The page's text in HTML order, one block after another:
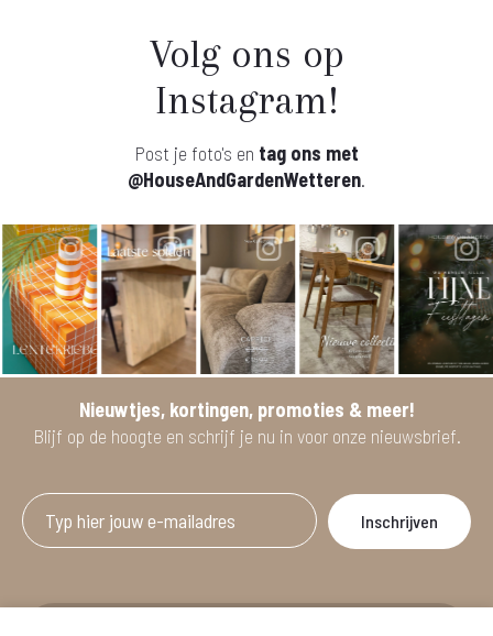
Volg ons op
Instagram!
Post je foto's en tag ons met
@HouseAndGardenWetteren.
Nieuwtjes, kortingen, promoties & meer!
Blijf op de hoogte en schrijf je nu in voor onze nieuwsbrief.